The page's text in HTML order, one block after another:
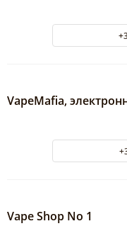
VapeMafia,
Vape Shop No 1